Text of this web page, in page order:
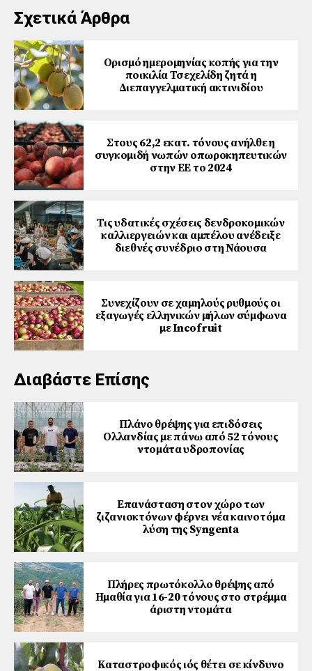
Σχετικά Άρθρα
Ορισμό ημερομηνίας κοπής για την
ποικιλία Τσεχελίδη ζητά η
Διεπαγγελματική ακτινιδίου
Στους 62,2 εκατ. τόνους ανήλθε η
συγκομιδή νωπών οπωροκηπευτικών
στην ΕΕ το 2024
Τις υδατικές σχέσεις δενδροκομικών
καλλιεργειών και αμπέλου ανέδειξε
διεθνές συνέδριο στη Νάουσα
Συνεχίζουν σε χαμηλούς ρυθμούς οι
εξαγωγές ελληνικών μήλων σύμφωνα
με Incofruit
Διαβάστε Επίσης
Πλάνο θρέψης για επιδόσεις
Ολλανδίας με πάνω από 52 τόνους
ντομάτα υδροπονίας
Επανάσταση στον χώρο των
ζιζανιοκτόνων φέρνει νέα καινοτόμα
λύση της Syngenta
Πλήρες πρωτόκολλο θρέψης από
Ημαθία για 16-20 τόνους στο στρέμμα
άριστη ντομάτα
Καταστροφικός ιός θέτει σε κίνδυνο